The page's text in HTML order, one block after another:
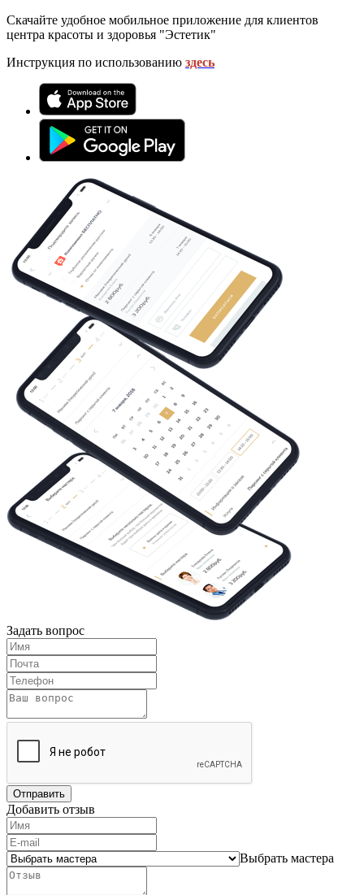
Скачайте удобное мобильное приложение для клиентов
центра красоты и здоровья "Эстетик"
Инструкция по использованию здесь
Задать вопрос
Отправить
Добавить отзыв
Выбрать мастера